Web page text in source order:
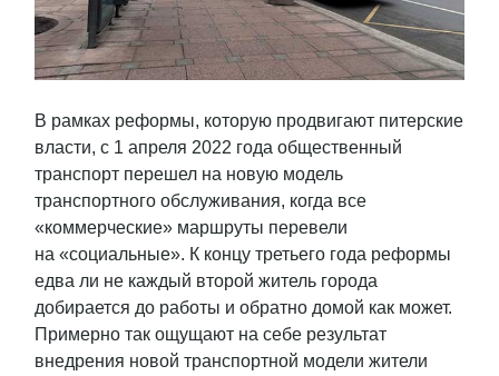
В рамках реформы, которую продвигают питерские
власти, с 1 апреля 2022 года общественный
транспорт перешел на новую модель
транспортного обслуживания, когда все
«коммерческие» маршруты перевели
на «социальные». К концу третьего года реформы
едва ли не каждый второй житель города
добирается до работы и обратно домой как может.
Примерно так ощущают на себе результат
внедрения новой транспортной модели жители